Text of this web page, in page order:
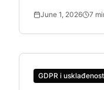
identifikatora koji
June 1, 2026 7
GDPR i usklađenost